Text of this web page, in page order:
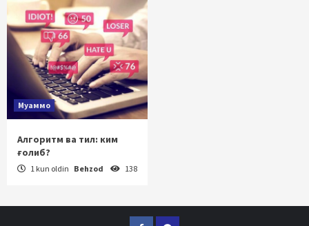
Муаммо
Алгоритм ва тил: ким
ғолиб?
1 kun oldin Behzod 138